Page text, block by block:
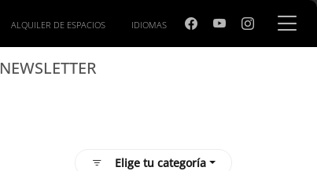
NEWSLETTER
ALQUILER DE ESPACIOS IDIOMAS
Elige tu categoría